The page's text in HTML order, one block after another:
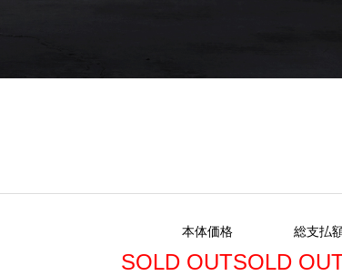
本体価格
SOLD OUT
総支払
SOLD